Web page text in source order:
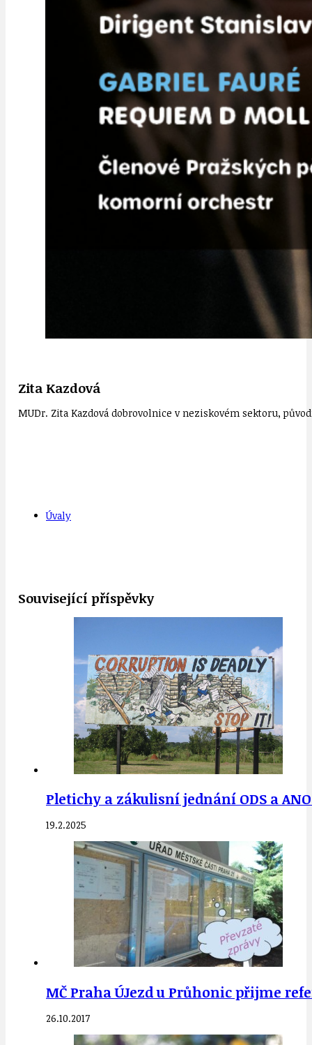
Zita Kazdová
MUDr. Zita Kazdová dobrovolnice v neziskovém sektoru,
Úvaly
Související příspěvky
Pletichy a zákulisní jednání ODS a
19.2.2025
MČ Praha ÚJezd u Průhonic přijme
26.10.2017